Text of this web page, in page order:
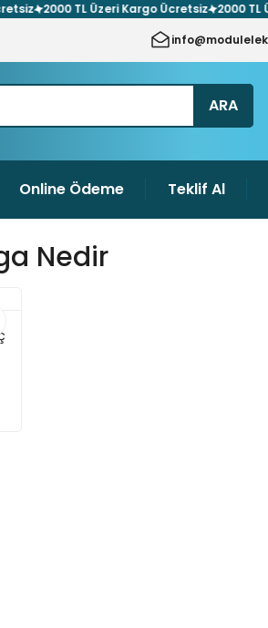
2000 TL Üzeri Kargo Ücretsiz 2000 TL
ARA
Online Ödeme Teklif Al
Nedir